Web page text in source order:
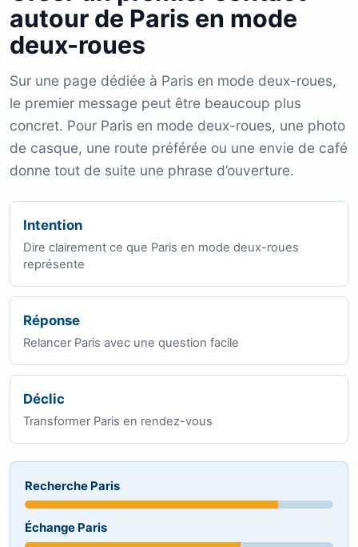
autour de Paris en mode
deux-roues
Sur une page dédiée à Paris en mode deux-roues,
le premier message peut être beaucoup plus
concret. Pour Paris en mode deux-roues, une photo
de casque, une route préférée ou une envie de café
donne tout de suite une phrase d’ouverture.
Intention
Dire clairement ce que Paris en mode deux-roues
représente
Réponse
Relancer Paris avec une question facile
Déclic
Transformer Paris en rendez-vous
Recherche Paris
Échange Paris